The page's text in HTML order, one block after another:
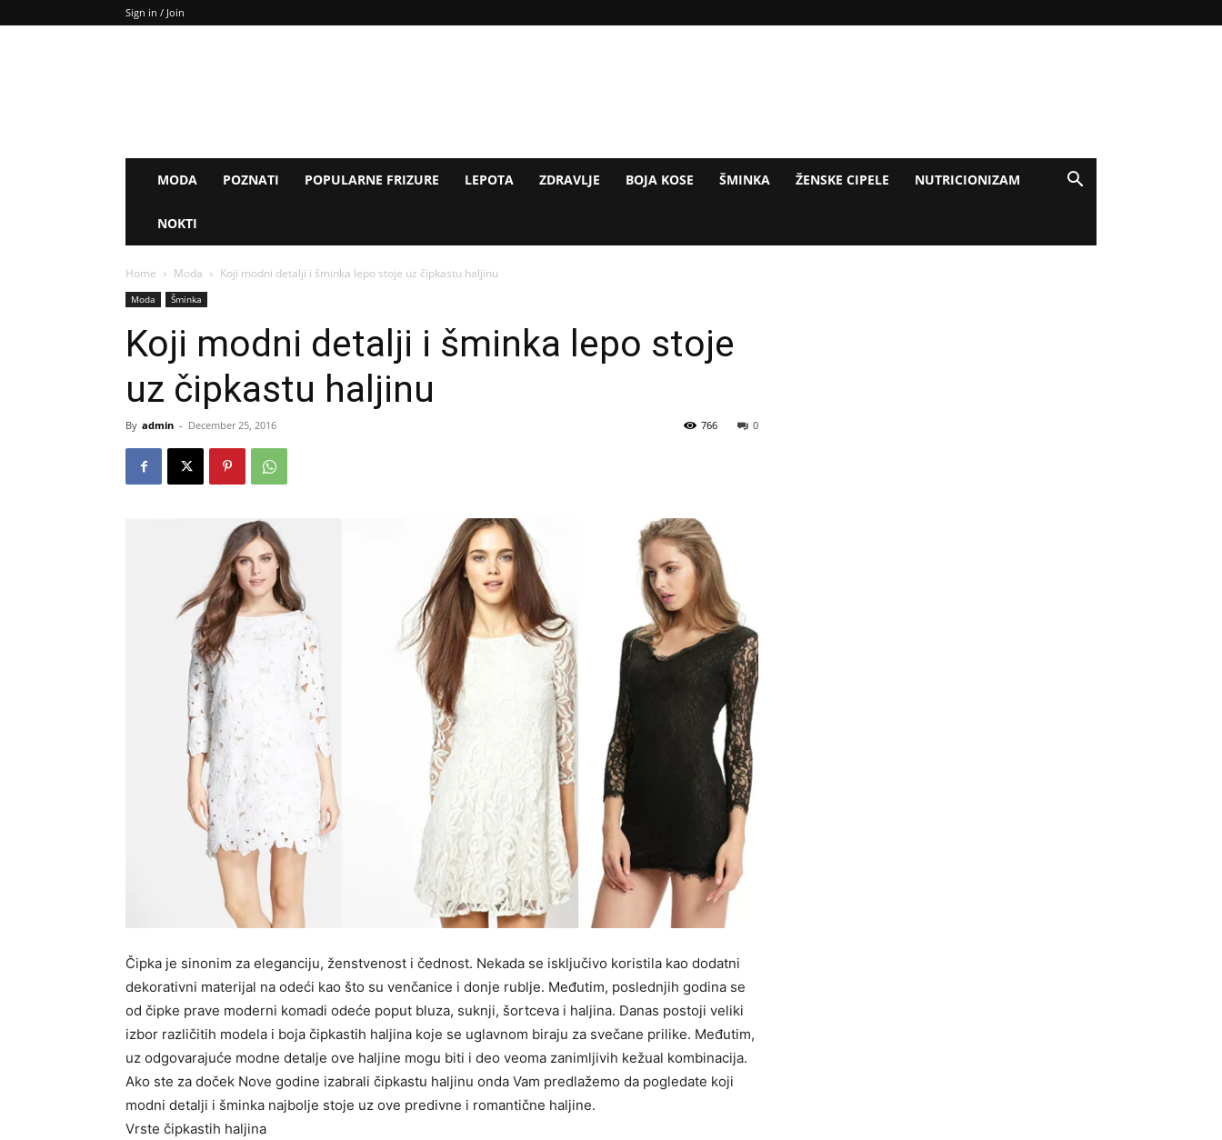
Sign in / Join
MODA POZNATI POPULARNE FRIZURE LEPOTA ZDRAVLJE BOJA KOSE ŠMINKA ŽENSKE CIPELE NUTRICIONIZAM
NOKTI
Home Moda Koji modni detalji i šminka lepo stoje uz čipkastu haljinu
Moda Šminka
Koji modni detalji i šminka lepo stoje
uz čipkastu haljinu
By admin - December 25, 2016 0
766
Čipka je sinonim za eleganciju, ženstvenost i čednost. Nekada se isključivo koristila kao dodatni
dekorativni materijal na odeći kao što su venčanice i donje rublje. Međutim, poslednjih godina se
od čipke prave moderni komadi odeće poput bluza, suknji, šortceva i haljina. Danas postoji veliki
izbor različitih modela i boja čipkastih haljina koje se uglavnom biraju za svečane prilike. Međutim,
uz odgovarajuće modne detalje ove haljine mogu biti i deo veoma zanimljivih kežual kombinacija.
Ako ste za doček Nove godine izabrali čipkastu haljinu onda Vam predlažemo da pogledate koji
modni detalji i šminka najbolje stoje uz ove predivne i romantične haljine.
Vrste čipkastih haljina